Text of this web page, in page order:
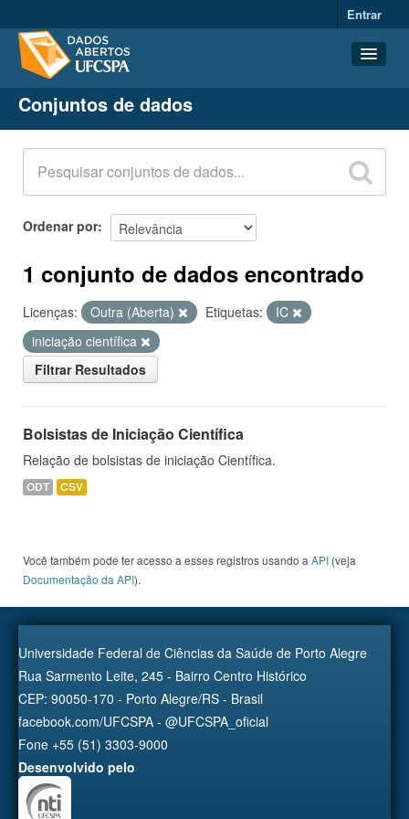
Entrar
Conjuntos de dados
Organizações
Grupos
Sobre
Conjuntos de dados
Ordenar por
1 conjunto de dados encontrado
Licenças: Outra (Aberta) Etiquetas:
IC
iniciação científica
Filtrar Resultados
Bolsistas de Iniciação Científica
Relação de bolsistas de iniciação Científica.
ODT CSV
Você também pode ter acesso a esses registros usando a API (veja
Documentação da API).
Universidade Federal de Ciências da Saúde de Porto Alegre
Rua Sarmento Leite, 245 - Bairro Centro Histórico
CEP: 90050-170 - Porto Alegre/RS - Brasil
facebook.com/UFCSPA - @UFCSPA_oficial
Fone +55 (51) 3303-9000
Desenvolvido pelo